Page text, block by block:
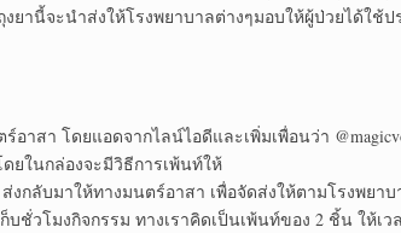
ยานี้จะนำส่งให้โรงพยาบาลต่างๆมอบให้ผู้ป่วยได้ใช้
าสา โดยแอดจากไลน์ไอดีและเพิ่มเพื่อนว่า
ดยในกล่องจะมีวิธีการเพ้นท์ให้
งกลับมาให้ทางมนตร์อาสา เพื่อจัดส่งให้ตามโรงพยาบ
ชั่วโมงกิจกรรม ทางเราคิดเป็นเพ้นท์ของ 2 ชิ้น ให้เ